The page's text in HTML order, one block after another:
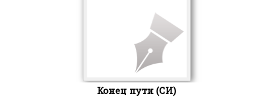
Конец пути (СИ)